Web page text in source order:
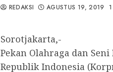
REDAKSI AGUSTUS 19, 2019
Sorotjakarta,-
Pekan Olahraga dan
Republik Indonesia